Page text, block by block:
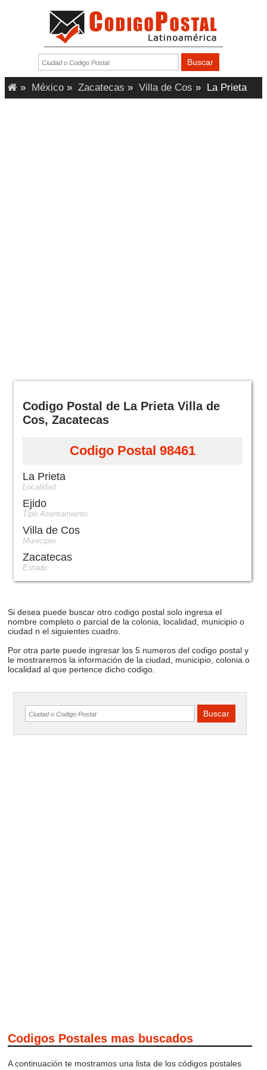
» México » Zacatecas » Villa de Cos » La Prieta
Codigo Postal de La Prieta Villa de
Cos, Zacatecas
Codigo Postal 98461
La Prieta
Localidad
Ejido
Tipo Asentamiento
Villa de Cos
Municipio
Zacatecas
Estado
Si desea puede buscar otro codigo postal solo ingresa el
nombre completo o parcial de la colonia, localidad, municipio o
ciudad n el siguientes cuadro.
Por otra parte puede ingresar los 5 numeros del codigo postal y
le mostraremos la información de la ciudad, municipio, colonia o
localidad al que pertence dicho codigo.
Codigos Postales mas buscados
A continuación te mostramos una lista de los códigos postales